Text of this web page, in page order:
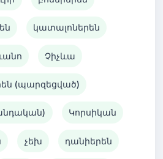
կատալոներեն
Չիչևա
(պարզեցված)
Կորսիկան
չեխ դանիերեն